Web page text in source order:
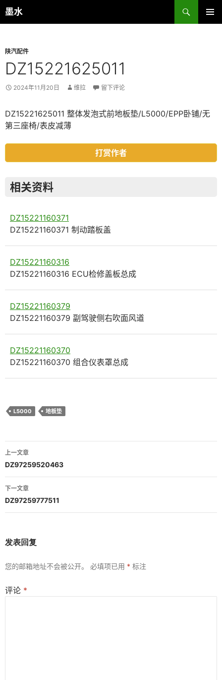
跳
至
墨水
搜
索
陕汽配件
DZ15221625011
2024年11月20日 维拉 留下评论
DZ15221625011 整体发泡式前地板垫/L5000/EPP卧铺/无
第三座椅/表皮减薄
打赏作者
相关资料
DZ15221160371
DZ15221160371 制动踏板盖
DZ15221160316
DZ15221160316 ECU检修盖板总成
DZ15221160379
DZ15221160379 副驾驶侧右吹面风道
DZ15221160370
DZ15221160370 组合仪表罩总成
L5000 地板垫
文
章
导
航
上一文章
DZ97259520463
下一文章
DZ97259777511
发表回复
您的邮箱地址不会被公开。 必填项已用 * 标注
评论 *